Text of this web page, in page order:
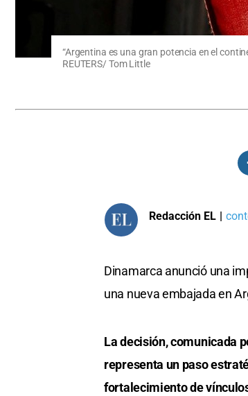
“Argentina es una gran potencia en el
REUTERS/ Tom Little
Redacción EL |
Dinamarca anunció una
una nueva embajada en
La decisión, comunicada
representa un paso
fortalecimiento de